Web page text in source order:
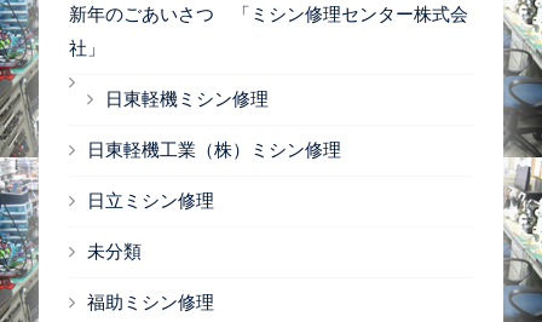
新年のごあいさつ 「ミシン修理センター株式会
社」
日東軽機ミシン修理
日東軽機工業（株）ミシン修理
日立ミシン修理
未分類
福助ミシン修理